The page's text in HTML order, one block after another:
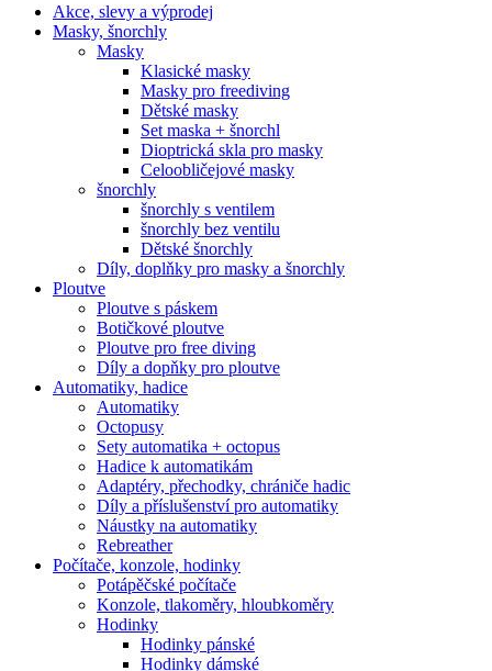
Akce, slevy a výprodej
Masky, šnorchly
Masky
Klasické masky
Masky pro freediving
Dětské masky
Set maska + šnorchl
Dioptrická skla pro masky
Celoobličejové masky
šnorchly
šnorchly s ventilem
šnorchly bez ventilu
Dětské šnorchly
Díly, doplňky pro masky a šnorchly
Ploutve
Ploutve s páskem
Botičkové ploutve
Ploutve pro free diving
Díly a dopňky pro ploutve
Automatiky, hadice
Automatiky
Octopusy
Sety automatika + octopus
Hadice k automatikám
Adaptéry, přechodky, chrániče hadic
Díly a příslušenství pro automatiky
Náustky na automatiky
Rebreather
Počítače, konzole, hodinky
Potápěčské počítače
Konzole, tlakoměry, hloubkoměry
Hodinky
Hodinky pánské
Hodinky dámské